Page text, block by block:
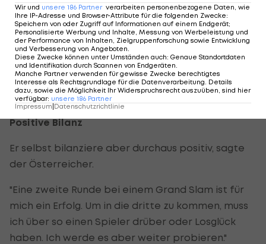
"Die Fehler vom ersten Satz hat er dann nicht
mehr gemacht und als er die sechs, sieben Games
in Folge gemacht hat, ist mir die Partie
davongelaufen", gestand Haider-Maurer.
"Wahnsinn, wie er da gespielt hat. Rasen ist
wahrscheinlich sein bester Boden."
Positive Bilanz
Er selbst bilanziere aber durchaus positiv, sagte
der Österreicher.
"Eine zweite Runde bei einem Grand Slam ist für
mich ein Erfolg. Um in die dritte zu kommen, muss
ich über so einen Spieler drüber oder Losglück
haben. Ich werde es aber weiter probieren."
Wir und unsere 186 Partner verarbeiten personenbezogene Daten, wie
Ihre IP-Adresse und Browser-Attribute für die folgenden Zwecke:
Speichern von oder Zugriff auf Informationen auf einem Endgerät;
Personalisierte Werbung und Inhalte, Messung von Werbeleistung und
der Performance von Inhalten, Zielgruppenforschung sowie Entwicklung
und Verbesserung von Angeboten.
Diese Zwecke können unter Umständen auch: Genaue Standortdaten
und Identifikation durch Scannen von Endgeräten.
Manche Partner verwenden für gewisse Zwecke berechtigtes
Interesse als Rechtsgrundlage für die Datenverarbeitung. Details
dazu, sowie die Möglichkeit Ihr Widerspruchsrecht auszuüben, sind hier
verfügbar: unsere 186 Partner
Impressum Datenschutzrichtlinie